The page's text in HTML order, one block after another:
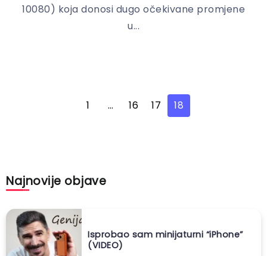
10080) koja donosi dugo očekivane promjene
u...
1 … 16 17 18
Najnovije objave
Isprobao sam minijaturni “iPhone”
(VIDEO)